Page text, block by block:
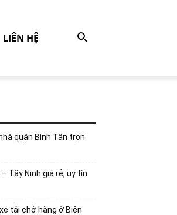
LIÊN HỆ
quận Bình Tân trọn
Tây Ninh giá rẻ, uy tín
tải chở hàng ở Biên